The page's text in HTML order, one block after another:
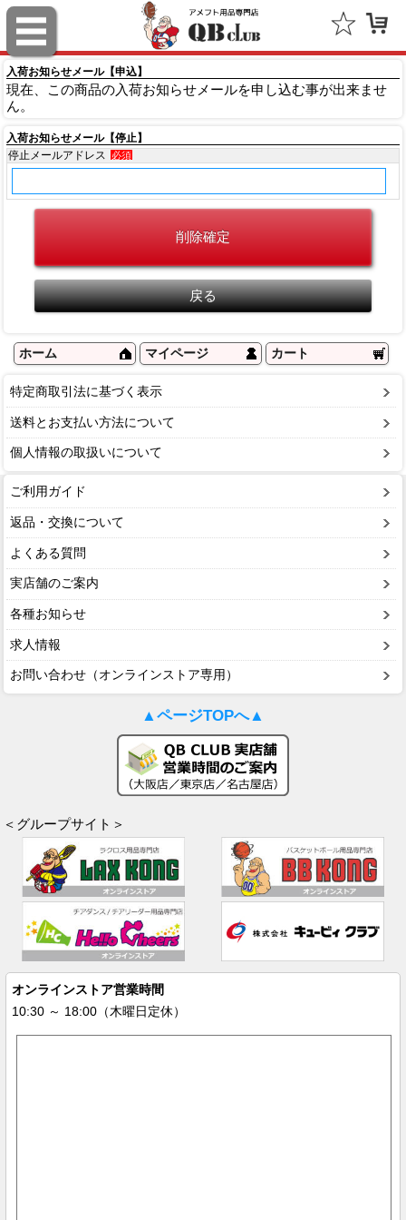
入荷お知らせメール【申込】
現在、この商品の入荷お知らせメールを申し込む事が出来ませ
ん。
入荷お知らせメール【停止】
停止メールアドレス
必須
ホーム マイページ カート
特定商取引法に基づく表示
送料とお支払い方法について
個人情報の取扱いについて
ご利用ガイド
返品・交換について
よくある質問
実店舗のご案内
各種お知らせ
求人情報
お問い合わせ（オンラインストア専用）
▲ページTOPへ▲
＜グループサイト＞
オンラインストア営業時間
10:30 ～ 18:00（木曜日定休）
ロゴブランズ（Logo Brands）
FOCO（Forever Collectibles）
ノースウエスト（Northwest）
フランクリン（Flanklin Sports）
GREAT AMERICAN（グレートアメリカン）
フォーティーセブン（'47）
ファナティクス（Fanatics）
アウトドアキャップ（Outdoor Cap Company）
スポルディング（SPALDING）
ミッチェル＆ネス（Mitchell & Ness）
サムプロ（ThumbPRO）
すべて